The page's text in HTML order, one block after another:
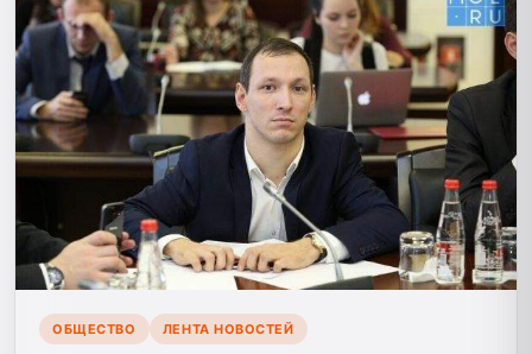
ОБЩЕСТВО ЛЕНТА НОВОСТЕЙ